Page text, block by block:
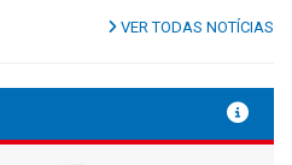
VER TODAS NOTÍCIAS